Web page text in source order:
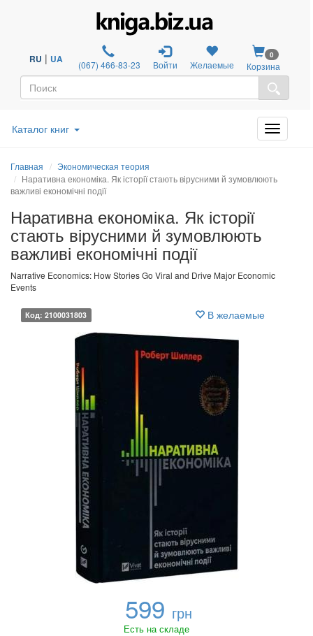
RU | UA (067) 466-83-23 Войти Желаемые
0
Корзина
Каталог книг
Главная
Экономическая теория
Наративна економіка. Як історії стають вірусними й зумовлюють
важливі економічні події
Наративна економіка. Як історії
стають вірусними й зумовлюють
важливі економічні події
Narrative Economics: How Stories Go Viral and Drive Major Economic
Events
Код: 2100031803 В желаемые
599 грн
Есть на складе